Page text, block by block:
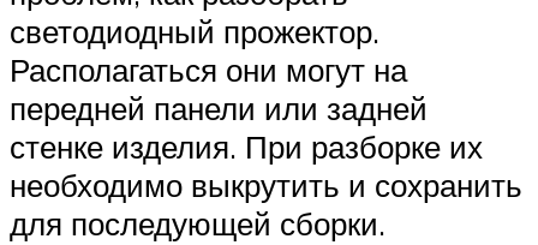
светодиодный прожектор.
Располагаться они могут на
передней панели или задней
стенке изделия. При разборке их
необходимо выкрутить и сохранить
для последующей сборки.